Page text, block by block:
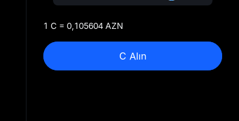
1 C = 0,105604 AZN
C Alın